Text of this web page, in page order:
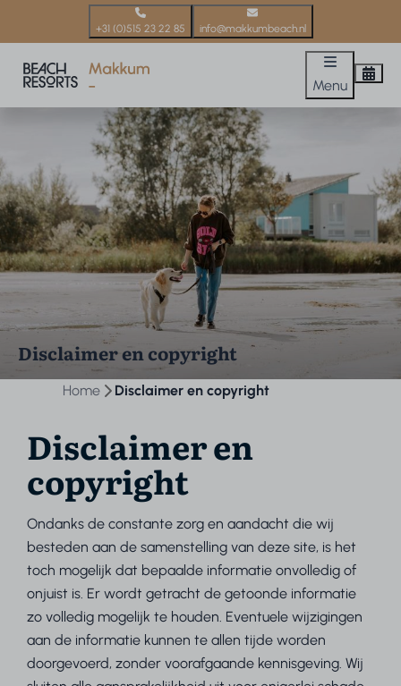
+31 (0)515 23 22 85 info@makkumbeach.nl
Menu
Disclaimer en copyright
Home Disclaimer en copyright
Disclaimer en
copyright
Ondanks de constante zorg en aandacht die wij
besteden aan de samenstelling van deze site, is het
toch mogelijk dat bepaalde informatie onvolledig of
onjuist is. Er wordt getracht de getoonde informatie
zo volledig mogelijk te houden. Eventuele wijzigingen
aan de informatie kunnen te allen tijde worden
doorgevoerd, zonder voorafgaande kennisgeving. Wij